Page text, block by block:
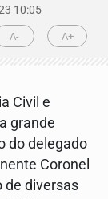
10:05
A- A+
Civil e
grande
do delegado
Coronel
de diversas